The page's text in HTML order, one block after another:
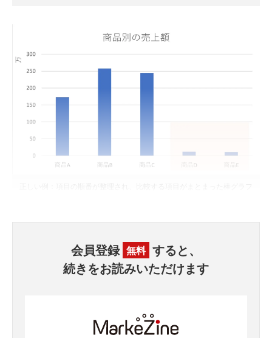
会員登録 無料 すると、
続きをお読みいただけます